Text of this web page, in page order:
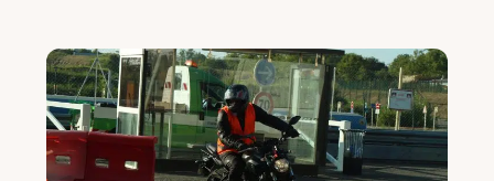
Page Page Page Page Page Page